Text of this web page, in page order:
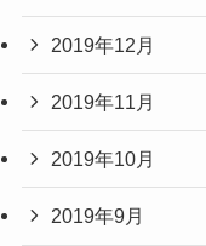
2019年12月
2019年11月
2019年10月
2019年9月